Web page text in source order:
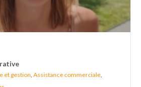
et gestion, Assistance commerciale,